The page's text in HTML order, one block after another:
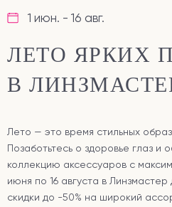
1 июн. - 16 авг.
ЛЕТО ЯРКИХ
В
Лето — это время стильных
Позаботьтесь о здоровье глаз и
коллекцию аксессуаров с
июня по 16 августа в
скидки до -50% на широкий